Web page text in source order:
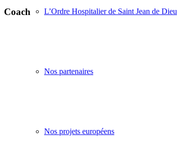
L’Ordre Hospitalier de Saint Jean de Dieu
Nos partenaires
Nos projets européens
Coach